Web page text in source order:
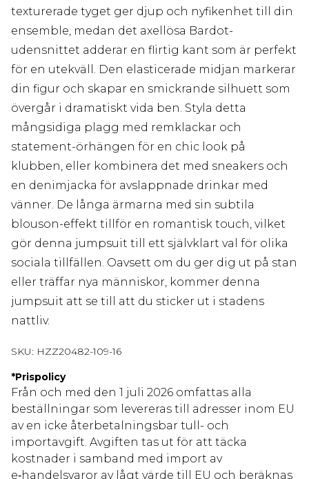
texturerade tyget ger djup och nyfikenhet till din
ensemble, medan det axellösa Bardot-
udensnittet adderar en flirtig kant som är perfekt
för en utekväll. Den elasticerade midjan markerar
din figur och skapar en smickrande silhuett som
övergår i dramatiskt vida ben. Styla detta
mångsidiga plagg med remklackar och
statement-örhängen för en chic look på
klubben, eller kombinera det med sneakers och
en denimjacka för avslappnade drinkar med
vänner. De långa ärmarna med sin subtila
blouson-effekt tillför en romantisk touch, vilket
gör denna jumpsuit till ett självklart val för olika
sociala tillfällen. Oavsett om du ger dig ut på stan
eller träffar nya människor, kommer denna
jumpsuit att se till att du sticker ut i stadens
nattliv.
SKU: HZZ20482-109-16
*Prispolicy
Från och med den 1 juli 2026 omfattas alla
beställningar som levereras till adresser inom EU
av en icke återbetalningsbar tull- och
importavgift. Avgiften tas ut för att täcka
kostnader i samband med import av
e‑handelsvaror av lågt värde till EU och beräknas